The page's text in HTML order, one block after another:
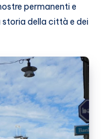
permanenti e
storia della città e dei